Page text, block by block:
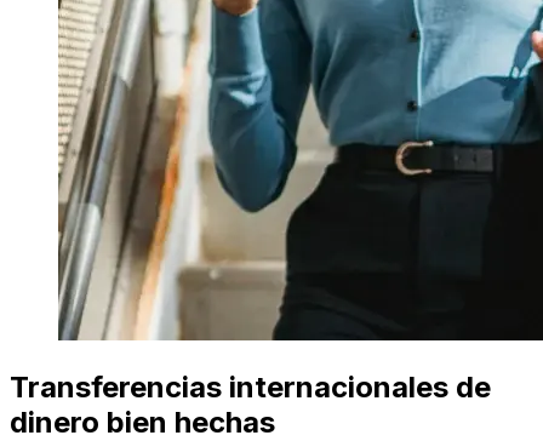
Transferencias internacionales de
dinero bien hechas